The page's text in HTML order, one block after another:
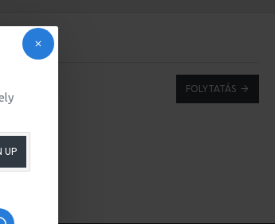
UP
FOLYTATÁS